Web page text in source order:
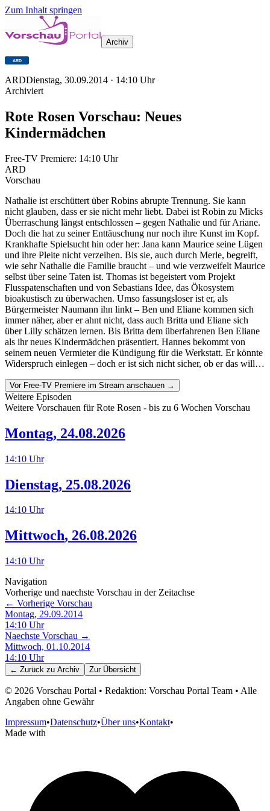
Zum Inhalt springen
Archiv
ARDDienstag, 30.09.2014 · 14:10 Uhr
Archiviert
Rote Rosen Vorschau: Neues
Kindermädchen
Free-TV Premiere: 14:10 Uhr
ARD
Vorschau
Nathalie ist erschüttert über Robins abrupte Trennung. Sie kann
nicht glauben, dass er sie nicht mehr liebt. Dabei ist Robin zu Micks
Überraschung längst entschlossen – gegen Nathalie und für Ariane.
Doch die hat zu seiner Enttäuschung nur noch ihre Kunst im Kopf.
Krankhafte Spielsucht hin oder her: Jana kann Maurice seine Lügen
und ihre Pleite nicht verzeihen. Bis sie, auch durch Merle, begreift,
wie sehr Nathalie die Familie braucht – und wie verzweifelt Maurice
selbst über seine Taten ist. Thomas ist begeistert vom Projekt
Flusspatenschaften und von Sebastians Idee, das Ökosystem
bioakustisch zu überwachen. Umso fassungsloser ist er, als
Bürgermeister Naumann ihn linkt – Ben und Eliane kommen sich
immer näher, aber er ahnt nicht, dass auch Britta und Eliane sich
über Lilly schätzen lernen. Bis Britta dem überfahrenen Ben Eliane
als ihr neues Kindermädchen präsentiert. Hannes bekommt von
seinem neuen Vermieter die Kündigung für die Werkstatt. Er könnte
Widerspruch einlegen – doch er ist sich nicht sicher, ob er das will…
Vor Free-TV Premiere im Stream anschauen →
Weitere Episoden
Weitere Vorschauen fürRote Rosen - bis zu 6 Wochen Vorschau
Montag, 24.08.2026
14:10 Uhr
Dienstag, 25.08.2026
14:10 Uhr
Mittwoch, 26.08.2026
14:10 Uhr
Navigation
Vorherige und naechste Vorschau in der Zeitachse
← Vorherige Vorschau
Montag, 29.09.2014
14:10 Uhr
Naechste Vorschau →
Mittwoch, 01.10.2014
14:10 Uhr
← Zurück zu Archiv Zur Übersicht
© 2026 Vorschau Portal • Redaktion: Vorschau Portal Team • Alle
Angaben ohne Gewähr
Impressum•Datenschutz•Über uns•Kontakt•
Made with